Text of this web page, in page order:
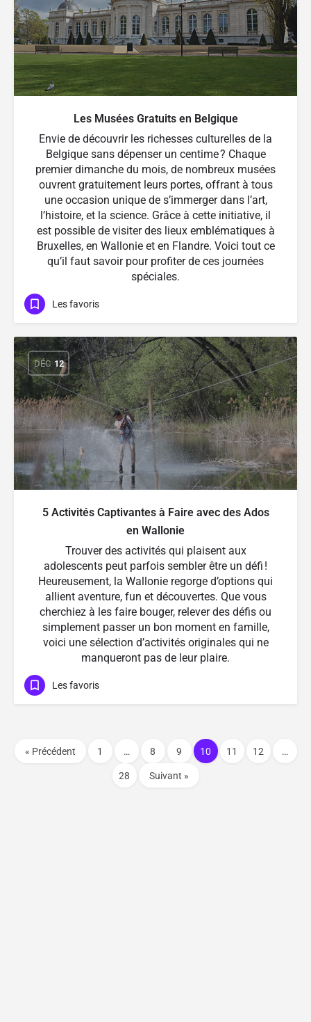
Les Musées Gratuits en Belgique
Envie de découvrir les richesses culturelles de la
Belgique sans dépenser un centime ? Chaque
premier dimanche du mois, de nombreux musées
ouvrent gratuitement leurs portes, offrant à tous
une occasion unique de s’immerger dans l’art,
l’histoire, et la science. Grâce à cette initiative, il
est possible de visiter des lieux emblématiques à
Bruxelles, en Wallonie et en Flandre. Voici tout ce
qu’il faut savoir pour profiter de ces journées
spéciales.
Les favoris
DÉC 12
5 Activités Captivantes à Faire avec des Ados
en Wallonie
Trouver des activités qui plaisent aux
adolescents peut parfois sembler être un défi !
Heureusement, la Wallonie regorge d’options qui
allient aventure, fun et découvertes. Que vous
cherchiez à les faire bouger, relever des défis ou
simplement passer un bon moment en famille,
voici une sélection d’activités originales qui ne
manqueront pas de leur plaire.
Les favoris
« Précédent 1 … 8 9 10 11 12 …
28 Suivant »